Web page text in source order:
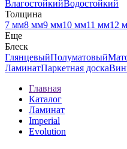
ВлагостойкийВодостойкий
Толщина
7 мм8 мм9 мм10 мм11 мм12
Еще
Блеск
ГлянцевыйПолуматовый
ЛаминатПаркетная доска
Главная
Каталог
Ламинат
Imperial
Evolution